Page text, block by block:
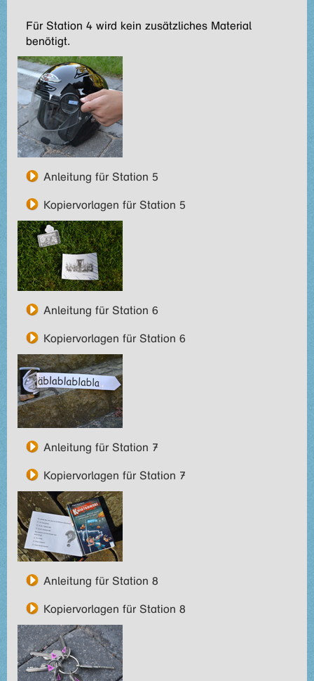
Für Station 4 wird kein zusätzliches Material
benötigt.
Anleitung für Station 5
Kopiervorlagen für Station 5
Anleitung für Station 6
Kopiervorlagen für Station 6
Anleitung für Station 7
Kopiervorlagen für Station 7
Anleitung für Station 8
Kopiervorlagen für Station 8